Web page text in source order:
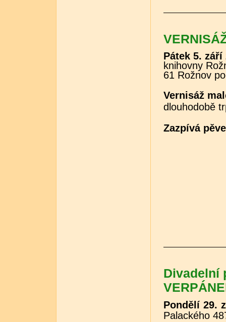
Pátek 5.
knihovny
61 Rožnov
Vernisáž
dlouhodobě
Zazpívá
Divadelní
Pondělí 29.
Palackého